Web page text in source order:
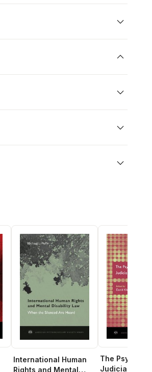
International Human
Rights and Mental
The
Judicial